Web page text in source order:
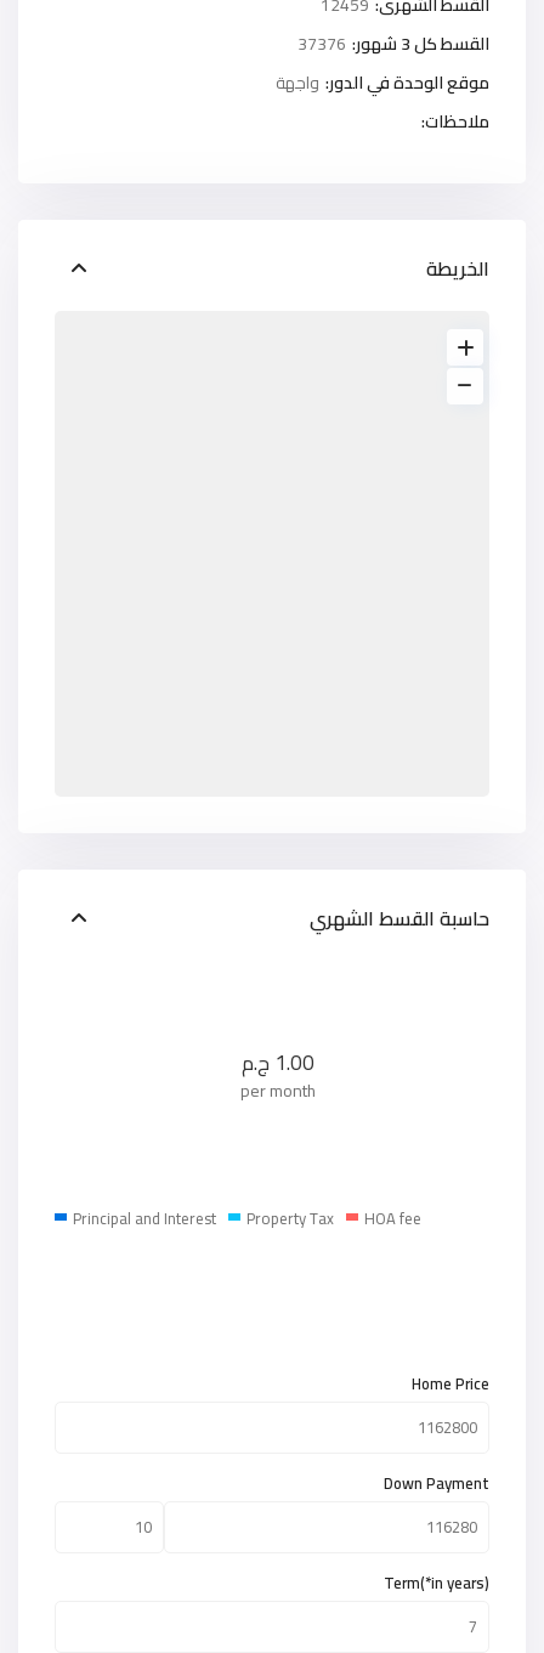
القسط كل 3 شهور:
37376
موقع الوحدة في الدور: واجهة
ملاحظات:
الخريطة
حاسبة القسط الشهري
1.00 ج.م
per month
Principal and Interest Property Tax HOA fee
Home Price
Down Payment
Term(*in years)